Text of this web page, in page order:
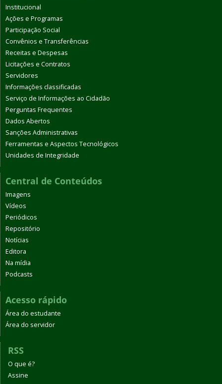
Institucional
Ações e Programas
Participação Social
Convênios e Transferências
Receitas e Despesas
Licitações e Contratos
Servidores
Informações classificadas
Serviço de Informações ao Cidadão
Perguntas Frequentes
Dados Abertos
Sanções Administrativas
Ferramentas e Aspectos Tecnológicos
Unidades de Integridade
Central de Conteúdos
Imagens
Vídeos
Periódicos
Repositório
Notícias
Editora
Na mídia
Podcasts
Acesso rápido
Área do estudante
Área do servidor
RSS
O que é?
Assine